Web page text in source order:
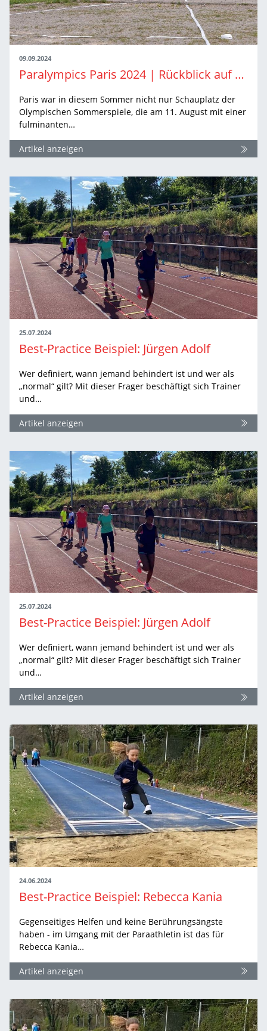
09.09.2024
Paralympics Paris 2024 | Rückblick auf BW-Athlet:innen in Action
Paris war in diesem Sommer nicht nur Schauplatz der
Olympischen Sommerspiele, die am 11. August mit einer
fulminanten…
Artikel anzeigen
25.07.2024
Best-Practice Beispiel: Jürgen Adolf
Wer definiert, wann jemand behindert ist und wer als
„normal“ gilt? Mit dieser Frager beschäftigt sich Trainer
und…
Artikel anzeigen
25.07.2024
Best-Practice Beispiel: Jürgen Adolf
Wer definiert, wann jemand behindert ist und wer als
„normal“ gilt? Mit dieser Frager beschäftigt sich Trainer
und…
Artikel anzeigen
24.06.2024
Best-Practice Beispiel: Rebecca Kania
Gegenseitiges Helfen und keine Berührungsängste
haben - im Umgang mit der Paraathletin ist das für
Rebecca Kania…
Artikel anzeigen